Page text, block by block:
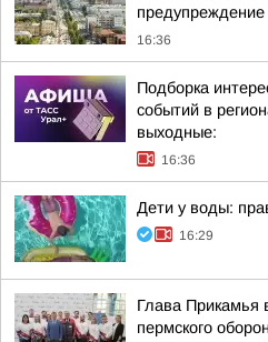
предупреждение
16:36
Подборка
событий в
выходные:
16:36
Дети у воды:
16:29
Глава Прикамья
пермского